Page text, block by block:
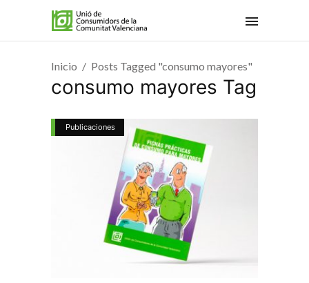
Inicio Posts Tagged "consumo mayores"
consumo mayores Tag
Publicaciones